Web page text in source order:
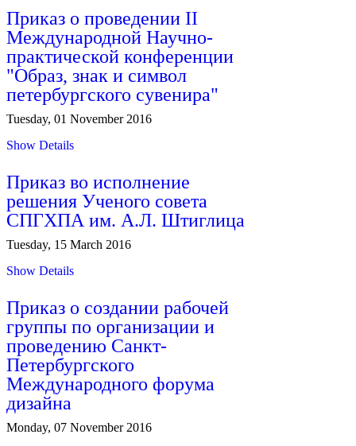
Приказ о проведении II
Международной Научно-
практической конференции
"Образ, знак и символ
петербургского сувенира"
Tuesday, 01 November 2016
Show Details
Приказ во исполнение
решения Ученого совета
СПГХПА им. А.Л. Штиглица
Tuesday, 15 March 2016
Show Details
Приказ о создании рабочей
группы по организации и
проведению Санкт-
Петербургского
Международного форума
дизайна
Monday, 07 November 2016